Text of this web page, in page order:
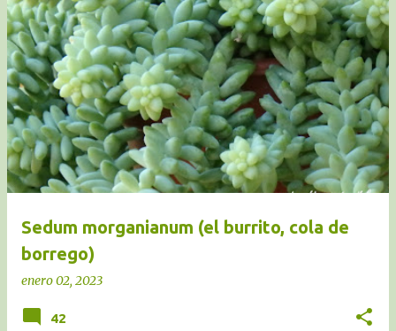
Sedum morganianum (el burrito, cola de
borrego)
enero 02, 2023
42